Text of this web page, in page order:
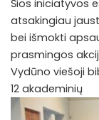
Šios iniciatyvos
atsakingiau
bei išmokti
prasmingos
Vydūno viešoji
12 akademinių